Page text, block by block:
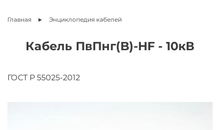
Главная Энциклопедия кабелей
Кабель ПвПнг(B)-HF - 10кВ
ГОСТ Р 55025-2012